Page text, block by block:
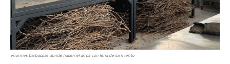
enormes barbacoas donde hacen el arroz con leña de sarmiento